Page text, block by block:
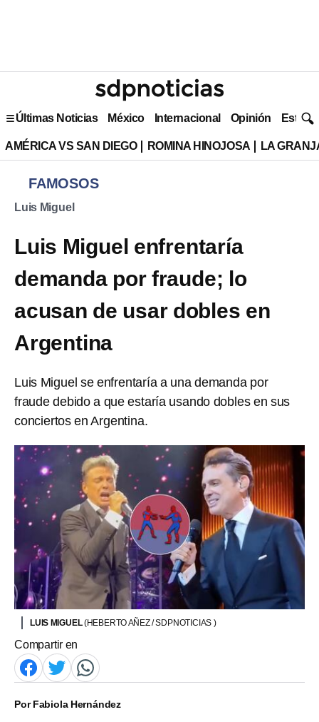
Últimas Noticias México Internacional Opinión Estilo
AMÉRICA VS SAN DIEGO ROMINA HINOJOSA LA
FAMOSOS
Luis Miguel
Luis Miguel enfrentaría
demanda por fraude; lo
acusan de usar dobles en
Argentina
Luis Miguel se enfrentaría a una demanda por
fraude debido a que estaría usando dobles en sus
conciertos en Argentina.
LUIS MIGUEL(HEBERTO AÑEZ / SDPNOTICIAS )
Compartir en
PorFabiola Hernández